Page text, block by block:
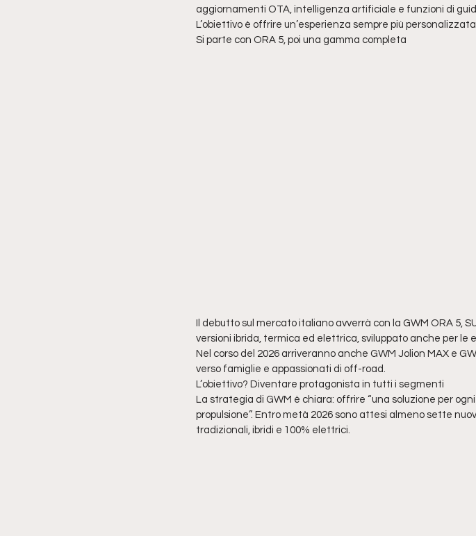
aggiornamenti OTA, intelligenza artificiale e funzioni di
L’obiettivo è offrire un’esperienza sempre più
Si parte con ORA 5, poi una gamma completa
Il debutto sul mercato italiano avverrà con la GWM ORA 5,
versioni ibrida, termica ed elettrica, sviluppato anche per le
Nel corso del 2026 arriveranno anche GWM Jolion MAX e
verso famiglie e appassionati di off-road.
L’obiettivo? Diventare protagonista in tutti i segmenti
La strategia di GWM è chiara: offrire “una soluzione per
propulsione”. Entro metà 2026 sono attesi almeno sette
tradizionali, ibridi e 100% elettrici.